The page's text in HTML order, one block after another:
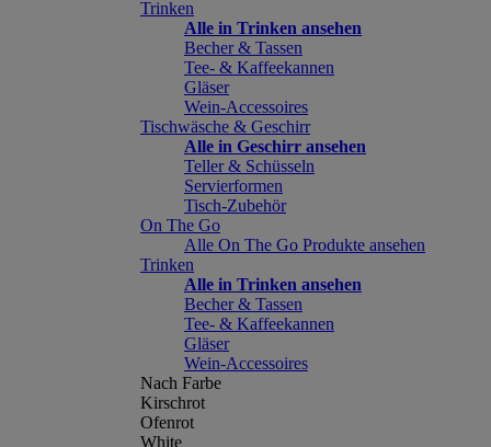
Trinken
Alle in Trinken ansehen
Becher & Tassen
Tee- & Kaffeekannen
Gläser
Wein-Accessoires
Tischwäsche & Geschirr
Alle in Geschirr ansehen
Teller & Schüsseln
Servierformen
Tisch-Zubehör
On The Go
Alle On The Go Produkte ansehen
Trinken
Alle in Trinken ansehen
Becher & Tassen
Tee- & Kaffeekannen
Gläser
Wein-Accessoires
Nach Farbe
Kirschrot
Ofenrot
White